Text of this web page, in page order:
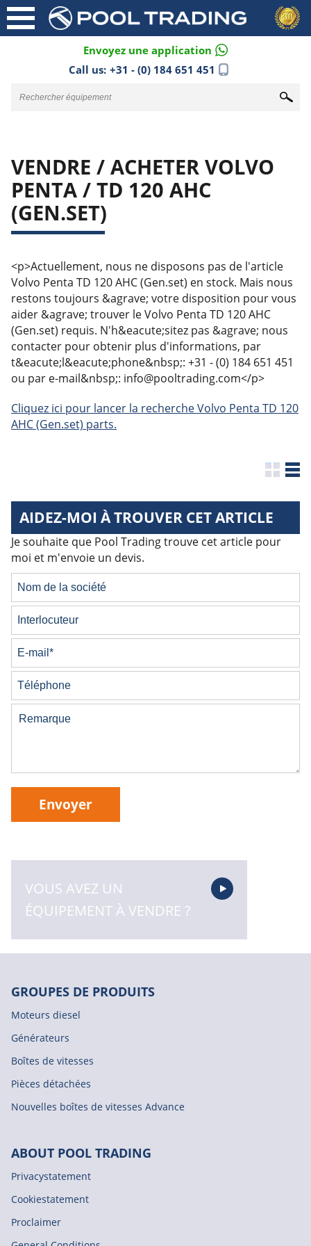
Envoyez une application
Call us: +31 - (0) 184 651 451
VENDRE / ACHETER VOLVO
PENTA / TD 120 AHC
(GEN.SET)
<p>Actuellement, nous ne disposons pas de l'article
Volvo Penta TD 120 AHC (Gen.set) en stock. Mais nous
restons toujours &agrave; votre disposition pour vous
aider &agrave; trouver le Volvo Penta TD 120 AHC
(Gen.set) requis. N'h&eacute;sitez pas &agrave; nous
contacter pour obtenir plus d'informations, par
t&eacute;l&eacute;phone&nbsp;: +31 - (0) 184 651 451
ou par e-mail&nbsp;: info@pooltrading.com</p>
Cliquez ici pour lancer la recherche Volvo Penta TD 120
AHC (Gen.set) parts.
AIDEZ-MOI À TROUVER CET ARTICLE
Je souhaite que Pool Trading trouve cet article pour
moi et m'envoie un devis.
Envoyer
VOUS AVEZ UN
ÉQUIPEMENT À VENDRE ?
GROUPES DE PRODUITS
Moteurs diesel
Générateurs
Boîtes de vitesses
Pièces détachées
Nouvelles boîtes de vitesses Advance
ABOUT POOL TRADING
Privacystatement
Cookiestatement
Proclaimer